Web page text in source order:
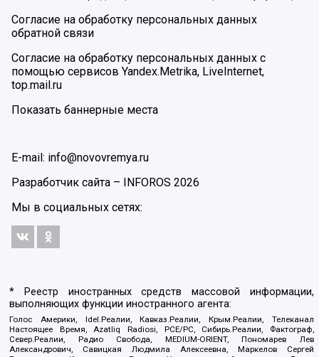
Согласие на обработку персональных данных
обратной связи
Согласие на обработку персональных данных с
помощью сервисов Yandex.Metrika, LiveInternet,
top.mail.ru
Показать баннерные места
E-mail: info@novovremya.ru
Разработчик сайта – INFOROS 2026
Мы в социальных сетях:
* Реестр иностранных средств массовой информации,
выполняющих функции иностранного агента:
Голос Америки, Idel.Реалии, Кавказ.Реалии, Крым.Реалии, Телеканал
Настоящее Время, Azatliq Radiosi, PCE/PC, Сибирь.Реалии, Фактограф,
Север.Реалии, Радио Свобода, MEDIUM-ORIENT, Пономарев Лев
Александрович, Савицкая Людмила Алексеевна, Маркелов Сергей